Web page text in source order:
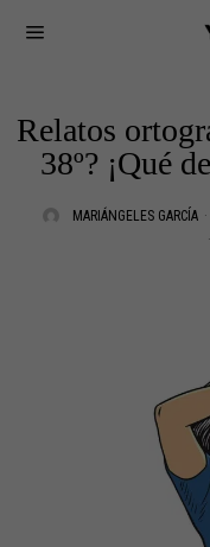
Relatos
38º? ¡Qué
MARIÁNGELES GARCÍA